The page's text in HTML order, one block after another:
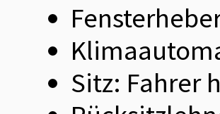
Sitz: Fahrer